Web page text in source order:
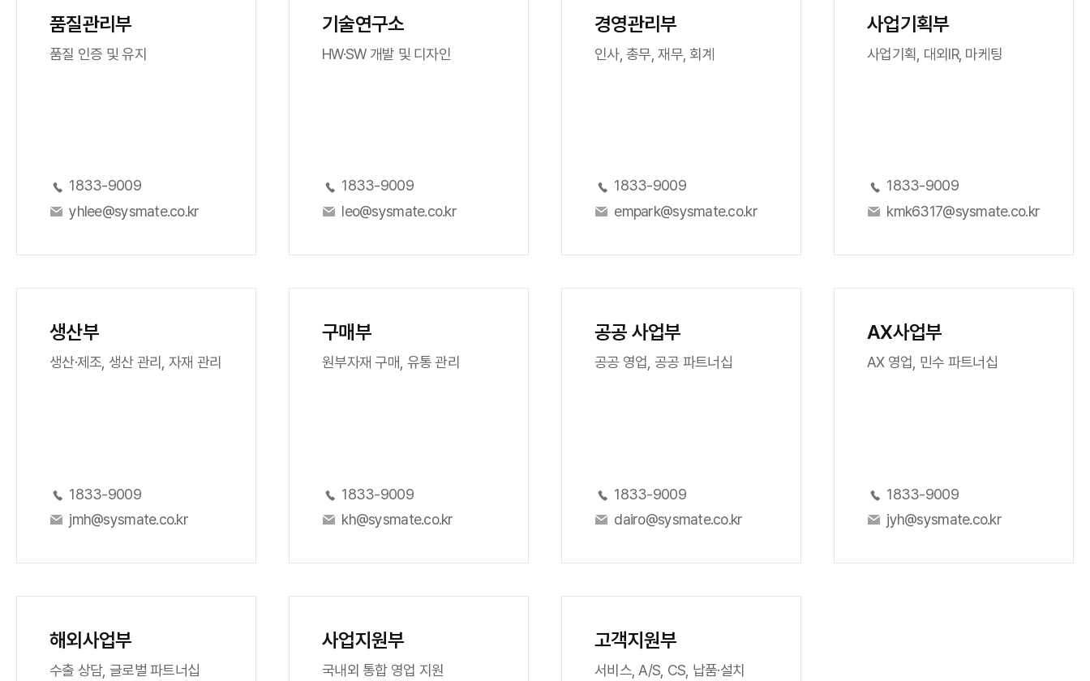
품질관리부
품질 인증 및 유지
1833-9009
yhlee@sysmate.co.kr
기술연구소
HW·SW 개발 및 디자인
1833-9009
leo@sysmate.co.kr
경영관리부
인사, 총무, 재무, 회계
1833-9009
empark@sysmate.co.kr
사업기획부
사업기획, 대외IR, 마케팅
1833-9009
kmk6317@sysmate.co.kr
생산부
생산·제조, 생산 관리, 자재 관리
1833-9009
jmh@sysmate.co.kr
구매부
원부자재 구매, 유통 관리
1833-9009
kh@sysmate.co.kr
공공 사업부
공공 영업, 공공 파트너십
1833-9009
dairo@sysmate.co.kr
AX사업부
AX 영업, 민수 파트너십
1833-9009
jyh@sysmate.co.kr
해외사업부
수출 상담, 글로벌 파트너십
사업지원부
국내외 통합 영업 지원
고객지원부
서비스, A/S, CS, 납품·설치